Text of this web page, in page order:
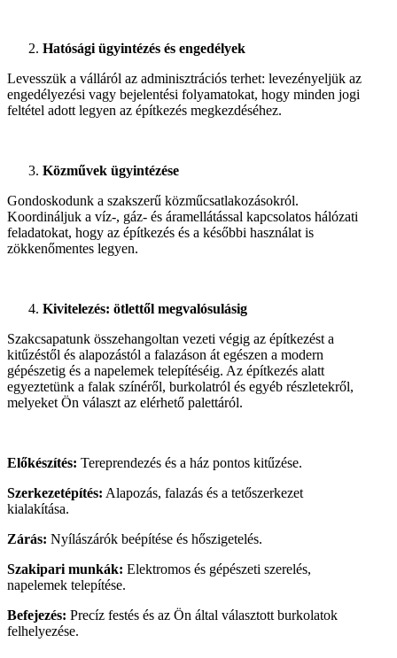
Hatósági ügyintézés és engedélyek
Levesszük a válláról az adminisztrációs terhet: levezényeljük az
engedélyezési vagy bejelentési folyamatokat, hogy minden jogi
feltétel adott legyen az építkezés megkezdéséhez.
Közművek ügyintézése
Gondoskodunk a szakszerű közműcsatlakozásokról.
Koordináljuk a víz-, gáz- és áramellátással kapcsolatos hálózati
feladatokat, hogy az építkezés és a későbbi használat is
zökkenőmentes legyen.
Kivitelezés: ötlettől megvalósulásig
Szakcsapatunk összehangoltan vezeti végig az építkezést a
kitűzéstől és alapozástól a falazáson át egészen a modern
gépészetig és a napelemek telepítéséig. Az építkezés alatt
egyeztetünk a falak színéről, burkolatról és egyéb részletekről,
melyeket Ön választ az elérhető palettáról.
Előkészítés: Tereprendezés és a ház pontos kitűzése.
Szerkezetépítés: Alapozás, falazás és a tetőszerkezet
kialakítása.
Zárás: Nyílászárók beépítése és hőszigetelés.
Szakipari munkák: Elektromos és gépészeti szerelés,
napelemek telepítése.
Befejezés: Precíz festés és az Ön által választott burkolatok
felhelyezése.